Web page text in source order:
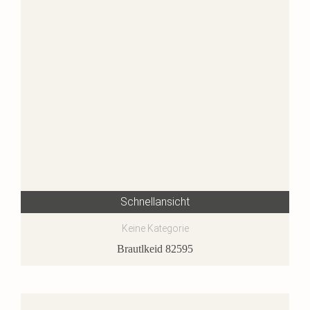
Schnellansicht
Keine Kategorie
Brautlkeid 82595